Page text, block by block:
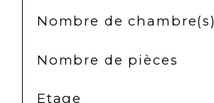
Nombre de chambre(s)
Nombre de pièces
Etage